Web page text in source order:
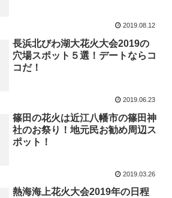
2019.08.12
長浜北びわ湖大花火大会2019の
穴場スポット５選！デートならコ
コだ！
2019.06.23
篠田の花火は近江八幡市の篠田神
社のお祭り！地元民お勧め周辺ス
ポット！
2019.03.26
熱海海上花火大会2019年の日程